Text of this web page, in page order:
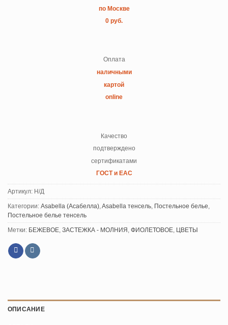
по Москве
0 руб.
Оплата
наличными
картой
online
Качество
подтверждено
сертификатами
ГОСТ и ЕАС
Артикул: Н/Д
Категории: Asabella (Асабелла) Asabella тенсель Постельное белье
Постельное белье тенсель
Метки: БЕЖЕВОЕ ЗАСТЕЖКА - МОЛНИЯ ФИОЛЕТОВОЕ ЦВЕТЫ
ОПИСАНИЕ